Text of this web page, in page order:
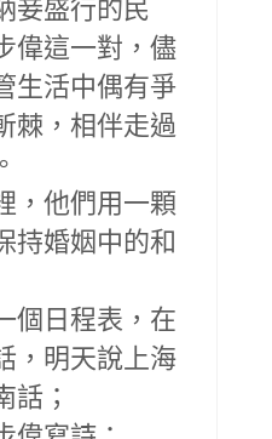
妾盛行的民
偉這一對，儘
生活中偶有爭
棘，相伴走過
，他們用一顆
持婚姻中的和
個日程表，在
，明天說上海
話；